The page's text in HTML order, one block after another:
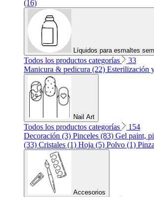
(16)
Líquidos para esmaltes
Todos los productos categorías
33
Manicura & pedicura (22) Esterilización
Nail Art
Todos los productos categorías
154
Decoración (3) Pinceles (83) Gel paint,
(33) Cristales (1) Hoja (5) Polvo (1)
Accesorios